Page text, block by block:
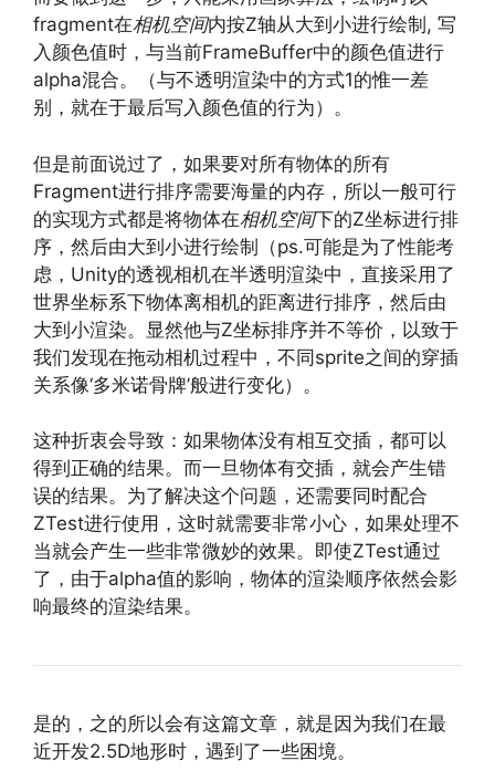
fragment在相机空间内按Z轴从大到小进行绘制, 写
入颜色值时，与当前FrameBuffer中的颜色值进行
alpha混合。（与不透明渲染中的方式1的惟一差
别，就在于最后写入颜色值的行为）。
但是前面说过了，如果要对所有物体的所有
Fragment进行排序需要海量的内存，所以一般可行
的实现方式都是将物体在相机空间下的Z坐标进行排
序，然后由大到小进行绘制（ps.可能是为了性能考
虑，Unity的透视相机在半透明渲染中，直接采用了
世界坐标系下物体离相机的距离进行排序，然后由
大到小渲染。显然他与Z坐标排序并不等价，以致于
我们发现在拖动相机过程中，不同sprite之间的穿插
关系像‘多米诺骨牌’般进行变化）。
这种折衷会导致：如果物体没有相互交插，都可以
得到正确的结果。而一旦物体有交插，就会产生错
误的结果。为了解决这个问题，还需要同时配合
ZTest进行使用，这时就需要非常小心，如果处理不
当就会产生一些非常微妙的效果。即使ZTest通过
了，由于alpha值的影响，物体的渲染顺序依然会影
响最终的渲染结果。
是的，之的所以会有这篇文章，就是因为我们在最
近开发2.5D地形时，遇到了一些困境。